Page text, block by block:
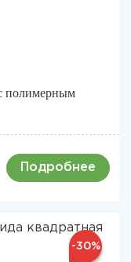
полимерным
Подробнее
-30%